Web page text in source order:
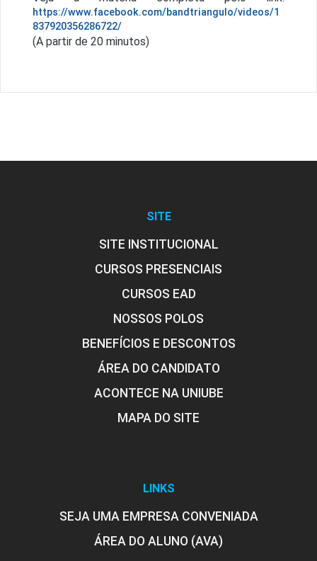
https://www.facebook.com/bandtriangulo/videos/1
837920356286722/
(A partir de 20 minutos)
SITE
SITE INSTITUCIONAL
CURSOS PRESENCIAIS
CURSOS EAD
NOSSOS POLOS
BENEFÍCIOS E DESCONTOS
ÁREA DO CANDIDATO
ACONTECE NA UNIUBE
MAPA DO SITE
LINKS
SEJA UMA EMPRESA CONVENIADA
ÁREA DO ALUNO (AVA)